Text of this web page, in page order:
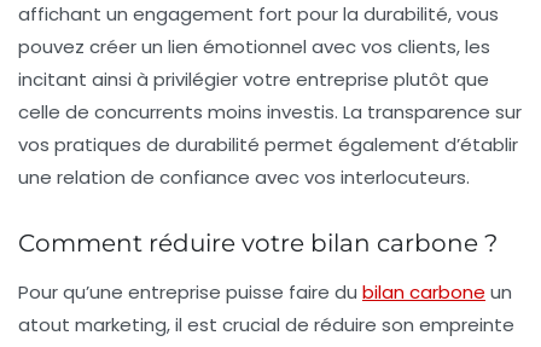
affichant un engagement fort pour la durabilité, vous
pouvez créer un lien émotionnel avec vos clients, les
incitant ainsi à privilégier votre entreprise plutôt que
celle de concurrents moins investis. La transparence sur
vos pratiques de durabilité permet également d’établir
une relation de confiance avec vos interlocuteurs.
Comment réduire votre bilan carbone ?
Pour qu’une entreprise puisse faire du bilan carbone un
atout marketing, il est crucial de réduire son empreinte